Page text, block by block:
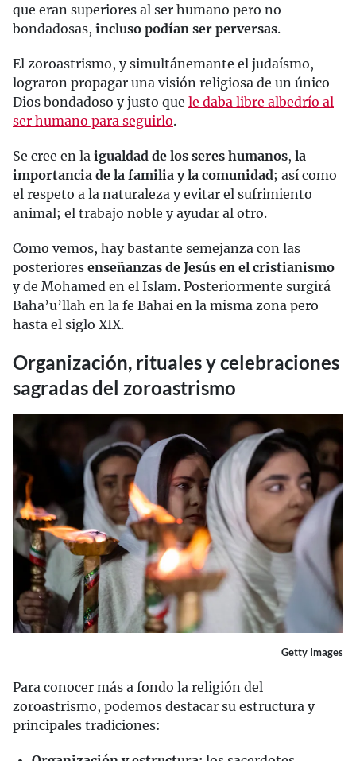
que eran superiores al ser humano pero no
bondadosas, incluso podían ser perversas.
El zoroastrismo, y simultánemante el judaísmo,
lograron propagar una visión religiosa de un único
Dios bondadoso y justo que le daba libre albedrío al
ser humano para seguirlo.
Se cree en la igualdad de los seres humanos, la
importancia de la familia y la comunidad; así como
el respeto a la naturaleza y evitar el sufrimiento
animal; el trabajo noble y ayudar al otro.
Como vemos, hay bastante semejanza con las
posteriores enseñanzas de Jesús en el cristianismo
y de Mohamed en el Islam. Posteriormente surgirá
Baha’u’llah en la fe Bahai en la misma zona pero
hasta el siglo XIX.
Organización, rituales y celebraciones
sagradas del zoroastrismo
Getty Images
Para conocer más a fondo la religión del
zoroastrismo, podemos destacar su estructura y
principales tradiciones: